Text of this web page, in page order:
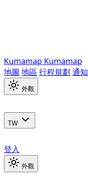
Kumamap Kumamap
地圖 地區 行程規劃 通知
外觀
TW
登入
外觀